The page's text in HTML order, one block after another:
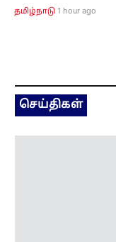
தமிழ்நாடு 1 hour ago
செய்திகள்